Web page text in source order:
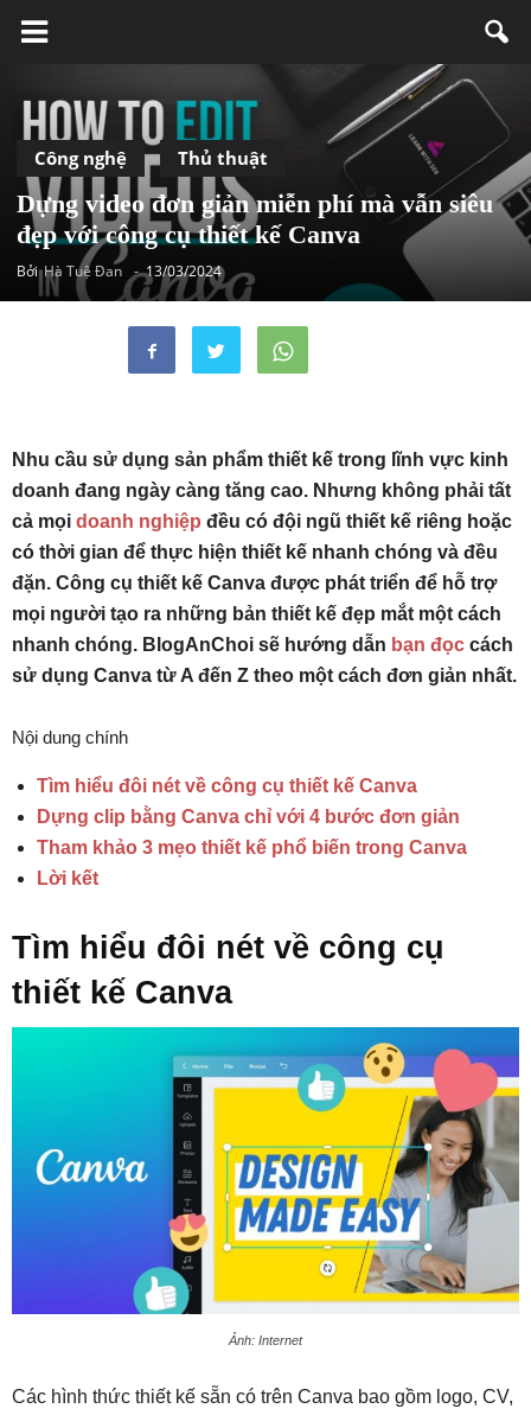
Công nghệ Thủ thuật
Dựng video đơn giản miễn phí mà vẫn siêu
đẹp với công cụ thiết kế Canva
BởiHà Tuệ Đan - 13/03/2024
Nhu cầu sử dụng sản phẩm thiết kế trong lĩnh vực kinh
doanh đang ngày càng tăng cao. Nhưng không phải tất
cả mọi doanh nghiệp đều có đội ngũ thiết kế riêng hoặc
có thời gian để thực hiện thiết kế nhanh chóng và đều
đặn. Công cụ thiết kế Canva được phát triển để hỗ trợ
mọi người tạo ra những bản thiết kế đẹp mắt một cách
nhanh chóng. BlogAnChoi sẽ hướng dẫn bạn đọc cách
sử dụng Canva từ A đến Z theo một cách đơn giản nhất.
Nội dung chính
Tìm hiểu đôi nét về công cụ thiết kế Canva
Dựng clip bằng Canva chỉ với 4 bước đơn giản
Tham khảo 3 mẹo thiết kế phổ biến trong Canva
Lời kết
Tìm hiểu đôi nét về công cụ
thiết kế Canva
Ảnh: Internet
Các hình thức thiết kế sẵn có trên Canva bao gồm logo, CV,